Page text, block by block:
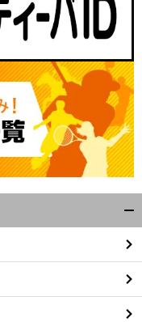
閉
る